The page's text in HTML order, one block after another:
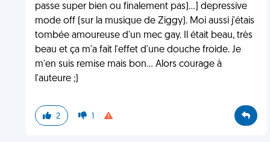
passe super bien ou finalement pas)...] depressive
mode off (sur la musique de Ziggy). Moi aussi j'étais
tombée amoureuse d'un mec gay. Il était beau, très
beau et ça m'a fait l'effet d'une douche froide. Je
m'en suis remise mais bon... Alors courage à
l'auteure ;)
2 1